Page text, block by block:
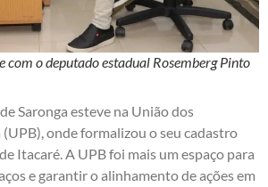
com o deputado estadual Rosemberg Pinto
Saronga esteve na União dos
onde formalizou o seu cadastro
Itacaré. A UPB foi mais um espaço para
e garantir o alinhamento de ações em